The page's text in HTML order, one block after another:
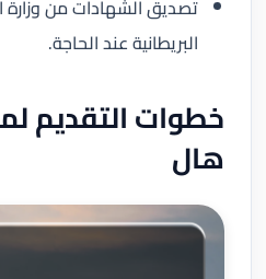
تصديق الشهادات من وزارة
البريطانية عند الحاجة.
خطوات التقديم
هال